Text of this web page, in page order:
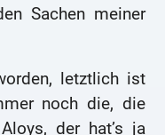
Sachen meiner
letztlich ist
noch die, die
der hat’s ja